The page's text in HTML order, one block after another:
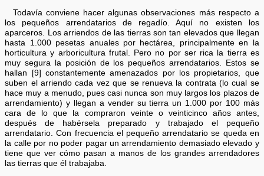
Todavía conviene hacer algunas observaciones más respecto a
los pequeños arrendatarios de regadío. Aquí no existen los
aparceros. Los arriendos de las tierras son tan elevados que llegan
hasta 1.000 pesetas anuales por hectárea, principalmente en la
horticultura y arboricultura frutal. Pero no por ser rica la tierra es
muy segura la posición de los pequeños arrendatarios. Estos se
hallan [9] constantemente amenazados por los propietarios, que
suben el arriendo cada vez que se renueva la contrata (lo cual se
hace muy a menudo, pues casi nunca son muy largos los plazos de
arrendamiento) y llegan a vender su tierra un 1.000 por 100 más
cara de lo que la compraron veinte o veinticinco años antes,
después de habérsela preparado y trabajado el pequeño
arrendatario. Con frecuencia el pequeño arrendatario se queda en
la calle por no poder pagar un arrendamiento demasiado elevado y
tiene que ver cómo pasan a manos de los grandes arrendadores
las tierras que él trabajaba.